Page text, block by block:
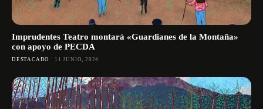
Imprudentes Teatro montará «Guardianes de la Montaña»
con apoyo de PECDA
DESTACADO 11 JUNIO, 2024